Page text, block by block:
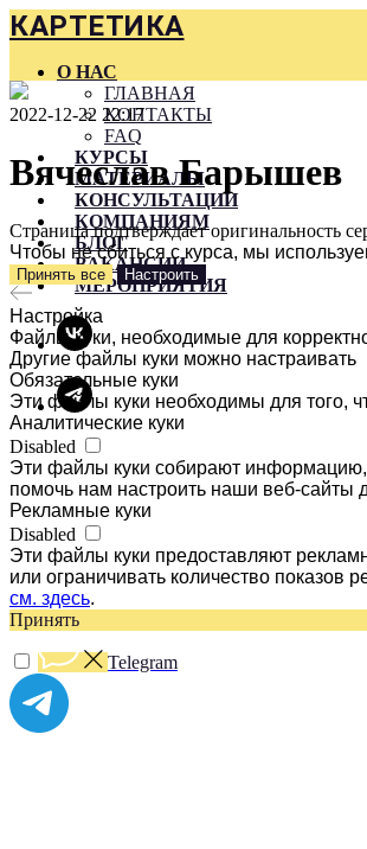
КАРТЕТИКА
О НАС
ГЛАВНАЯ
КОНТАКТЫ
FAQ
КУРСЫ
МАТЕРИАЛЫ
КОНСУЛЬТАЦИИ
КОМПАНИЯМ
БЛОГ
ВАКАНСИИ
МЕРОПРИЯТИЯ
2022-12-22 22:17
Вячеслав Барышев
Страница подтверждает оригинальность
Чтобы не сбиться с курса, мы
Принять все Настроить
Настройка
Файлы куки, необходимые для
Другие файлы куки можно настраивать
Обязательные куки
Эти файлы куки необходимы для того,
Аналитические куки
Disabled
Эти файлы куки собирают информацию,
помочь нам настроить наши веб-сайты
Рекламные куки
Disabled
Эти файлы куки предоставляют
или ограничивать количество
см. здесь.
Принять
Telegram